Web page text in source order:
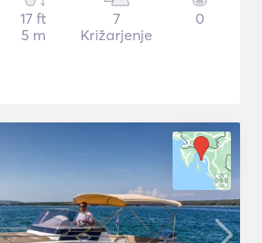
17 ft
5 m
7
Križarjenje
0